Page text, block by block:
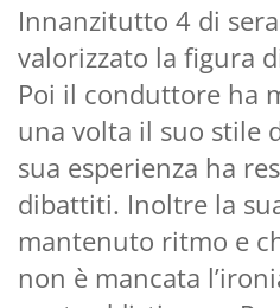
Innanzitutto 4 di
valorizzato la figura
Poi il conduttore ha
una volta il suo stile
sua esperienza ha
dibattiti. Inoltre la
mantenuto ritmo e
non è mancata